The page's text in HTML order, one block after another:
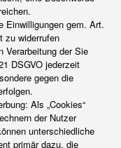
Einwilligungen gem. Art.
zu widerrufen
Verarbeitung der Sie
DSGVO jederzeit
gegen die
Als „Cookies“
der Nutzer
unterschiedliche
primär dazu, die